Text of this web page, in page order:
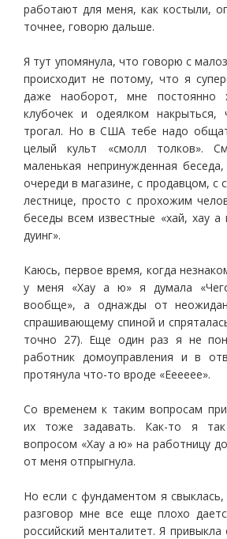
работают для меня, как костыли,
точнее, говорю дальше.
Я тут упомянула, что говорю с
происходит не потому, что я
даже наоборот, мне постоянно
клубочек и одеялком
трогал. Но в США тебе надо
целый культ «смолл толков».
маленькая непринужденная
очереди в магазине, с продавцом, с
лестнице, просто с прохожим
беседы всем известные «хай, хау
дуинг».
Каюсь, первое время, когда
у меня «Хау а ю» я думала
вообще», а однажды от
спрашивающему спиной и
точно 27). Еще один раз я не
работник домоуправления и в
протянула что-то вроде «Ееееее».
Со временем к таким вопросам
их тоже задавать. Как-то я
вопросом «Хау а ю» на работницу
от меня отпрыгнула.
Но если с фундаментом я
разговор мне все еще плохо
российский менталитет. Я